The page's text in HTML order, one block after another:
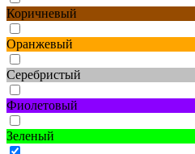
Коричневый
Оранжевый
Серебристый
Фиолетовый
Зеленый